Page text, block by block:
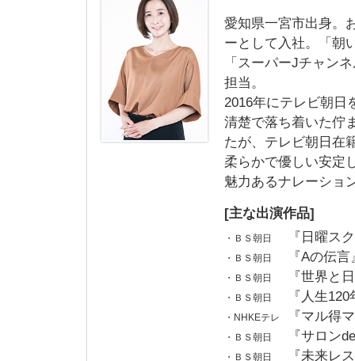
愛知県一宮市出身。
ーとして入社。「朝
「スーパーJチャン
担当。
2016年にテレビ朝日
清楚で落ち着いた佇
たが、テレビ朝日在
柔らかで優しい安定
魅力あるナレーショ
[主な出演作品]
・ＢＳ朝日 『日曜ス
・ＢＳ朝日 『Aの伝
・ＢＳ朝日 『世界と
・ＢＳ朝日 『人生
・NHKEテレ 『マル得
・ＢＳ朝日 『サロン
・ＢＳ朝日
『未来レ